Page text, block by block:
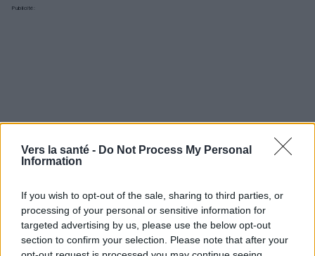
Vers la santé - Do Not Process My Personal
Information
If you wish to opt-out of the sale, sharing to third parties, or
processing of your personal or sensitive information for
targeted advertising by us, please use the below opt-out
section to confirm your selection. Please note that after your
Publicité: